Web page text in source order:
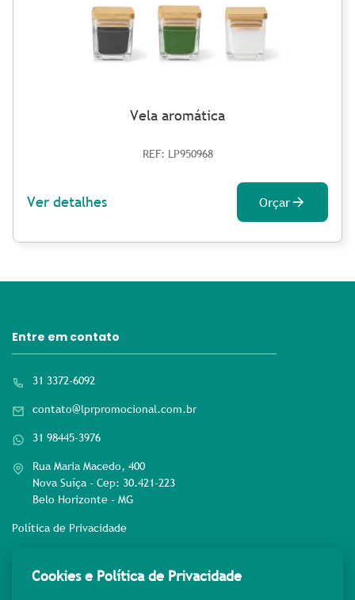
Vela aromática
REF: LP950968
Ver detalhes Orçar
Entre em contato
31 3372-6092
contato@lprpromocional.com.br
31 98445-3976
Rua Maria Macedo, 400
Nova Suíça - Cep: 30.421-223
Belo Horizonte - MG
Política de Privacidade
Rede sociais
Cookies e Política de Privacidade